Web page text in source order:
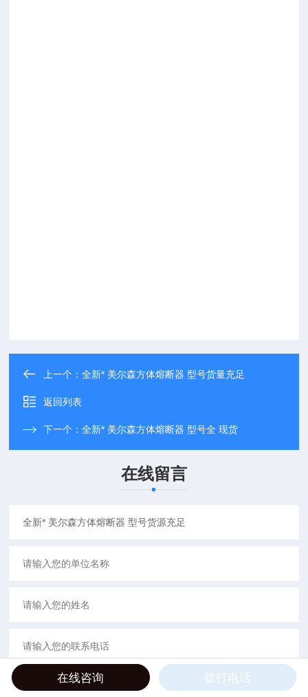
上一个：全新* 美尔森方体熔断器 型号货量充足
返回列表
下一个：全新* 美尔森方体熔断器 型号全 现货
在线留言
在线咨询 拨打电话